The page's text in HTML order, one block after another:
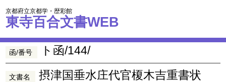
京都府立京都学・歴彩館
東寺百合文書WEB
函/番号 ト函/144/
文書名 摂津国垂水庄代官榎木吉重書状